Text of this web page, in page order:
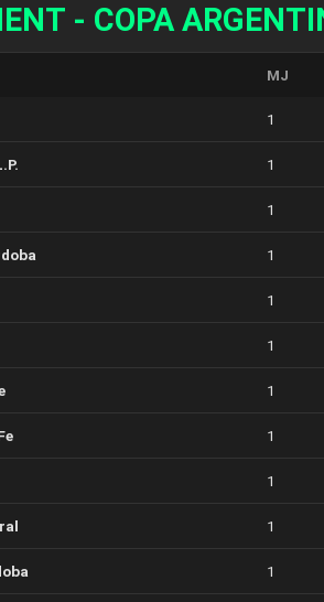
- COPA
MJ
1
1
1
1
1
1
1
1
1
1
1